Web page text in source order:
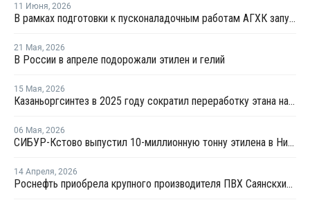
11 Июня, 2026
В рамках подготовки к пусконаладочным работам АГХК запустил факел установки пиролиза
21 Мая, 2026
В России в апреле подорожали этилен и гелий
15 Мая, 2026
Казаньоргсинтез в 2025 году сократил переработку этана на 5%, сжиженного газа – на 24%
06 Мая, 2026
СИБУР-Кстово выпустил 10-миллионную тонну этилена в Нижегородской области
14 Апреля, 2026
Роснефть приобрела крупного производителя ПВХ Саянскхимпласт